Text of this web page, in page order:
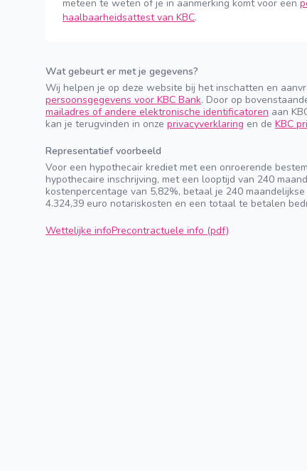
meteen te weten of je in aanmerking komt voor een
haalbaarheidsattest van KBC.
Wat gebeurt er met je gegevens?
Wij helpen je op deze website bij het inschatten en
persoonsgegevens voor KBC Bank. Door op
mailadres of andere elektronische identificatoren aan
kan je terugvinden in onze privacyverklaring en de KBC
Representatief voorbeeld
Voor een hypothecair krediet met een onroerende
hypothecaire inschrijving, met een looptijd van 240
kostenpercentage van 5,82%, betaal je 240
4.324,39 euro notariskosten en een totaal te betalen
Wettelijke infoPrecontractuele info (pdf)